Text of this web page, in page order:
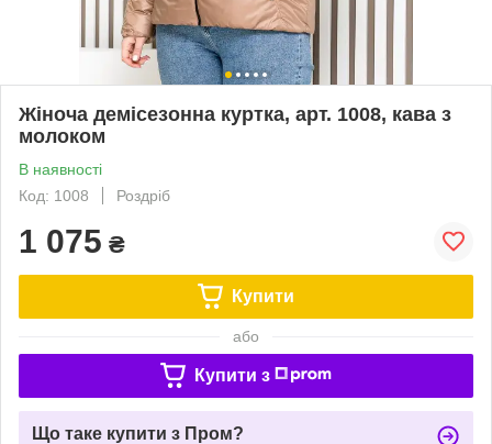
Жіноча демісезонна куртка, арт. 1008, кава з
молоком
В наявності
Код: 1008
Роздріб
1 075 ₴
Купити
або
Купити з
Що таке купити з Пром?